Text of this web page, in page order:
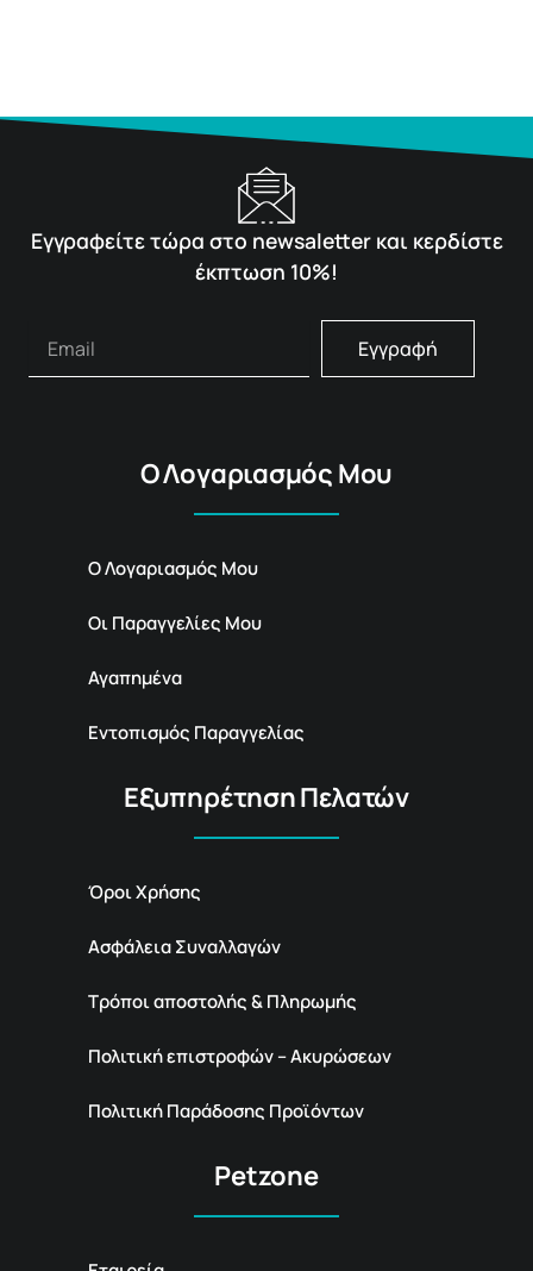
Εγγραφείτε τώρα στο newsaletter και κερδίστε
έκπτωση 10%!
Εγγραφή
Ο Λογαριασμός Μου
Ο Λογαριασμός Μου
Οι Παραγγελίες Μου
Αγαπημένα
Εντοπισμός Παραγγελίας
Εξυπηρέτηση Πελατών
Όροι Χρήσης
Ασφάλεια Συναλλαγών
Τρόποι αποστολής & Πληρωμής
Πολιτική επιστροφών – Ακυρώσεων
Πολιτική Παράδοσης Προϊόντων
Petzone